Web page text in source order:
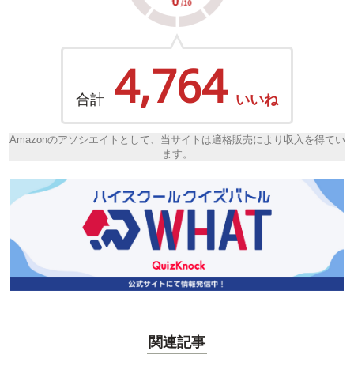
合計 4,764 いいね
Amazonのアソシエイトとして、当サイトは適格販売により収入を得てい
ます。
関連記事